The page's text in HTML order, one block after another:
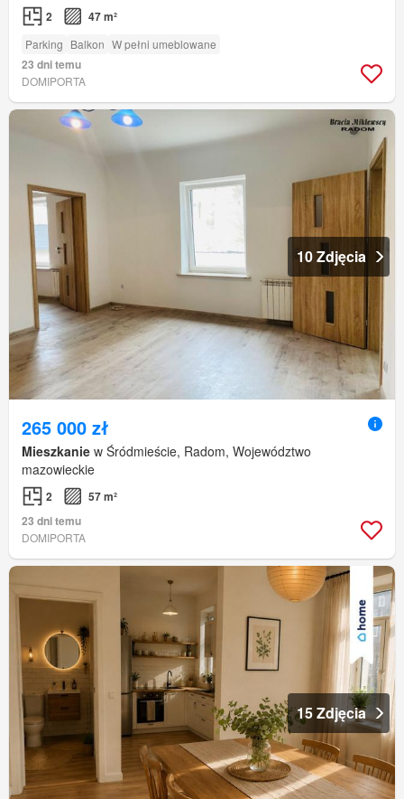
2 47 m²
Parking Balkon W pełni umeblowane
23 dni temu
DOMIPORTA
10 Zdjęcia
265 000 zł
Mieszkanie w Śródmieście, Radom, Województwo
mazowieckie
2
57 m²
23 dni temu
DOMIPORTA
15 Zdjęcia